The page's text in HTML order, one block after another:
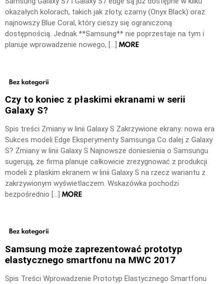
okazałych kolorach, takich jak złoty, czarny (Onyx Black) oraz
najnowszy Blue Coral, który cieszy się ograniczoną
dostępnością. Jednak **Samsung** nie poprzestaje na tym i
planuje wprowadzenie nowego, […] MORE
Bez kategorii
Czy to koniec z płaskimi ekranami w serii
Galaxy S?
Spis treści Zmiany w linii Galaxy S Zakrzywione ekrany: nowa era
Sukces modeli Edge Eksperymenty Samsunga Co dalej z Galaxy
S? Zmiany w linii Galaxy S Najnowsze doniesienia o Samsungu
sugerują, że firma planuje całkowicie zrezygnować z produkcji
modeli z płaskim ekranem w linii Galaxy S na rzecz wariantu z
zakrzywionym wyświetlaczem. Wskazówka pochodzi
bezpośrednio […] MORE
Bez kategorii
Samsung może zaprezentować prototyp
elastycznego smartfonu na MWC 2017
Spis Treści Wprowadzenie Prototyp Elastycznego Smartfonu